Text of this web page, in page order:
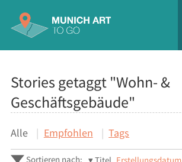
Stories getaggt "Wohn- &
Geschäftsgebäude"
Alle Empfohlen Tags
Sortieren nach: Titel Erstellungsdatum